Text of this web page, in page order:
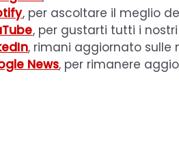
, per ascoltare il meglio
, per gustarti tutti i
, rimani aggiornato sulle
News, per rimanere